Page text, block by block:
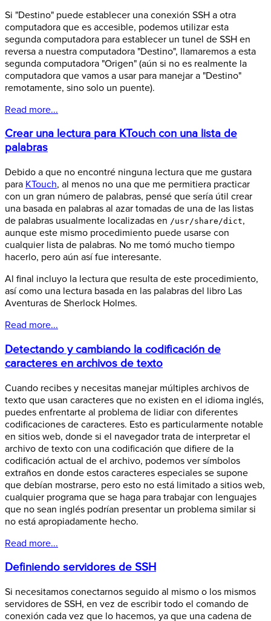
Si "Destino" puede establecer una conexión SSH a otra
computadora que es accesible, podemos utilizar esta
segunda computadora para establecer un tunel de SSH en
reversa a nuestra computadora "Destino", llamaremos a esta
segunda computadora "Origen" (aún si no es realmente la
computadora que vamos a usar para manejar a "Destino"
remotamente, sino solo un puente).
Read more...
Crear una lectura para KTouch con una lista de
palabras
Debido a que no encontré ninguna lectura que me gustara
para KTouch, al menos no una que me permitiera practicar
con un gran número de palabras, pensé que sería útil crear
una basada en palabras al azar tomadas de una de las listas
de palabras usualmente localizadas en /usr/share/dict,
aunque este mismo procedimiento puede usarse con
cualquier lista de palabras. No me tomó mucho tiempo
hacerlo, pero aún así fue interesante.
Al final incluyo la lectura que resulta de este procedimiento,
así como una lectura basada en las palabras del libro Las
Aventuras de Sherlock Holmes.
Read more...
Detectando y cambiando la codificación de
caracteres en archivos de texto
Cuando recibes y necesitas manejar múltiples archivos de
texto que usan caracteres que no existen en el idioma inglés,
puedes enfrentarte al problema de lidiar con diferentes
codificaciones de caracteres. Esto es particularmente notable
en sitios web, donde si el navegador trata de interpretar el
archivo de texto con una codificación que difiere de la
codificación actual de el archivo, podemos ver símbolos
extraños en donde estos caracteres especiales se supone
que debían mostrarse, pero esto no está limitado a sitios web,
cualquier programa que se haga para trabajar con lenguajes
que no sean inglés podrían presentar un problema similar si
no está apropiadamente hecho.
Read more...
Definiendo servidores de SSH
Si necesitamos conectarnos seguido al mismo o los mismos
servidores de SSH, en vez de escribir todo el comando de
conexión cada vez que lo hacemos, ya que una cadena de